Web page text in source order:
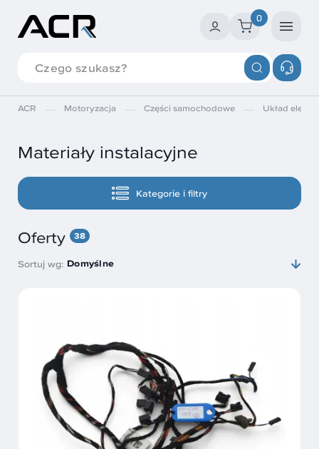
0
ACR Motoryzacja Części samochodowe Układ
Materiały instalacyjne
Kategorie i filtry
Oferty 38
Sortuj wg: Domyślne